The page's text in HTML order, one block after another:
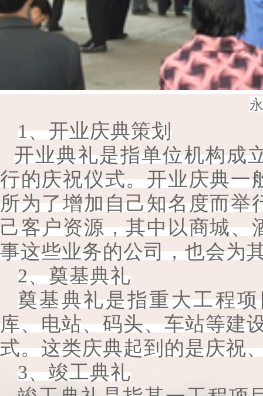
1、开业庆典策划
开业典礼是指单位机构成
行的庆祝仪式。开业庆典一
所为了增加自己知名度而举
己客户资源，其中以商城、
事这些业务的公司，也会为
2、奠基典礼
奠基典礼是指重大工程
库、电站、码头、车站等建
式。这类庆典起到的是庆祝
3、竣工典礼